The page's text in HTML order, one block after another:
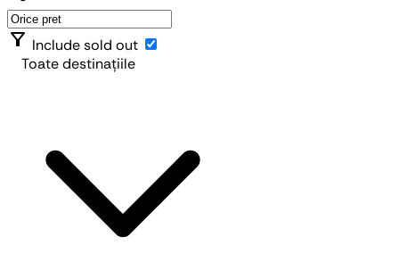
filter_alt Include sold out
Toate destinațiile